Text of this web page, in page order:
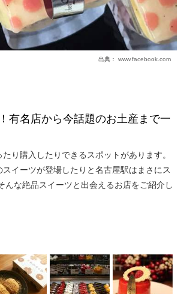
出典： www.facebook.com
有名店から今話題のお土産まで一
り購入したりできるスポットがあります。
イーツが登場したりと名古屋駅はまさにス
な絶品スイーツと出会えるお店をご紹介し